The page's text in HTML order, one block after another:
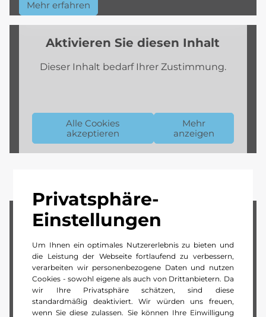
Privatsphäre-
Einstellungen
Um Ihnen ein optimales Nutzererlebnis zu bieten und
die Leistung der Webseite fortlaufend zu verbessern,
verarbeiten wir personenbezogene Daten und nutzen
Cookies - sowohl eigene als auch von Drittanbietern. Da
wir Ihre Privatsphäre schätzen, sind diese
standardmäßig deaktiviert. Wir würden uns freuen,
wenn Sie diese zulassen. Sie können Ihre Einwilligung
Mehr erfahren
Aktivieren Sie diesen Inhalt
Dieser Inhalt bedarf Ihrer Zustimmung.
Alle Cookies
akzeptieren
Mehr
anzeigen
Aktivieren Sie diesen Inhalt
Dieser Inhalt bedarf Ihrer Zustimmung.
Alle Cookies
akzeptieren
Mehr
anzeigen